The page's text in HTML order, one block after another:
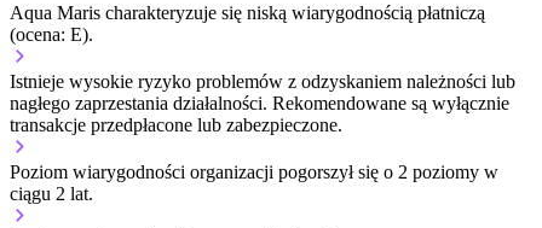
Aqua Maris charakteryzuje się niską wiarygodnością płatniczą
(ocena: E).
Istnieje wysokie ryzyko problemów z odzyskaniem należności lub
nagłego zaprzestania działalności. Rekomendowane są wyłącznie
transakcje przedpłacone lub zabezpieczone.
Poziom wiarygodności organizacji pogorszył się o 2 poziomy w
ciągu 2 lat.